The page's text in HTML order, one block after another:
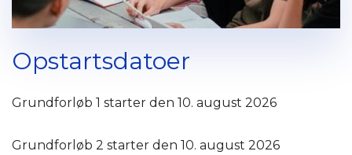
Opstartsdatoer
Grundforløb 1 starter den 10. august 2026
Grundforløb 2 starter den 10. august 2026